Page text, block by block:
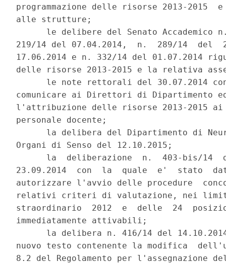
programmazione delle risorse 2013-2015
alle strutture;
le delibere del Senato Accademico
219/14 del 07.04.2014,  n.  289/14  del
17.06.2014 e n. 332/14 del 01.07.2014
delle risorse 2013-2015 e la relativa
le note rettorali del 30.07.2014
comunicare ai Direttori di
l'attribuzione delle risorse 2013-2015
personale docente;
la delibera del Dipartimento di
Organi di Senso del 12.10.2015;
la  deliberazione  n.  403-bis/14
23.09.2014  con  la  quale  e'  stato
autorizzare l'avvio delle procedure
relativi criteri di valutazione, nei
straordinario  2012  e  delle  24
immediatamente attivabili;
la delibera n. 416/14 del
nuovo testo contenente la modifica
8.2 del Regolamento per l'assegnazione